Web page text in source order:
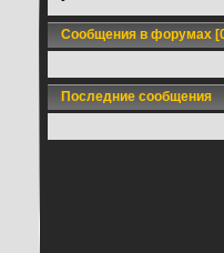
Сообщения в форумах
Последние сообщения